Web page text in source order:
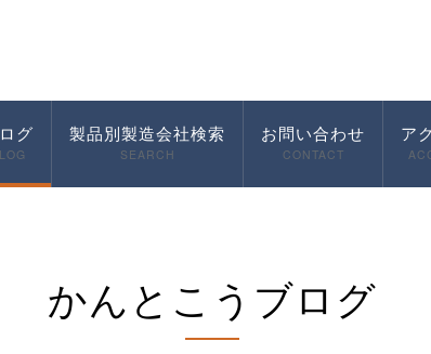
グ 製品別製造会社検索
SEARCH
お問い合わせ
CONTACT
ア
かんとこうブログ